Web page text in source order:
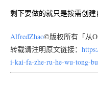
剩下要做的就只是按需创建
AlfredZhao©版权所有「从
转载请注明原文链接：
i-kai-fa-zhe-ru-he-wu-tong-